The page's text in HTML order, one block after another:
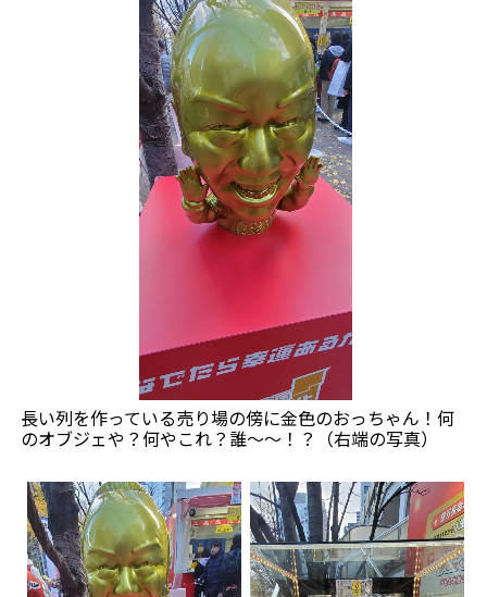
長い列を作っている売り場の傍に金色のおっちゃん！何
のオブジェや？何やこれ？誰～～！？（右端の写真）